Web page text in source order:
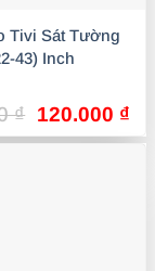
Tivi Sát Tường
43) Inch
₫ Giá
gốc
120.000 ₫